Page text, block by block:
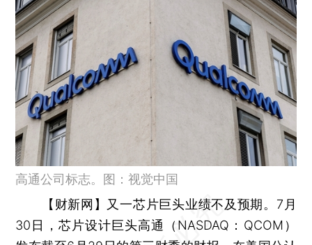
高通公司标志。图：视觉中国
【财新网】 又一芯片巨头业绩不及预期。7月
30日，芯片设计巨头高通（NASDAQ：QCOM）